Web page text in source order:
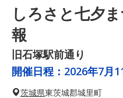
しろさと七夕
報
旧石塚駅前通り
開催日程： 2026年7月
茨城県東茨城郡城里町